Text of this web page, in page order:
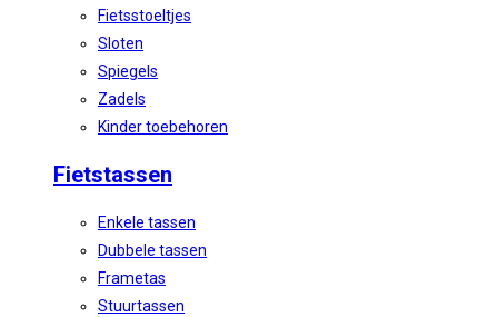
Fietsstoeltjes
Sloten
Spiegels
Zadels
Kinder toebehoren
Fietstassen
Enkele tassen
Dubbele tassen
Frametas
Stuurtassen